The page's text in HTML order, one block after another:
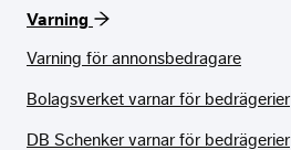
Varning
Varning för annonsbedragare
Bolagsverket varnar för bedrägerier
DB Schenker varnar för bedrägerier